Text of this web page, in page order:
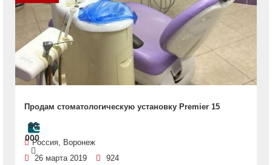
Продам стоматологическую установку Premier 15
60
000Россия, Воронеж
26 марта 2019
924